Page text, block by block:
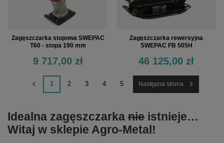
Zagęszczarka stopowa SWEPAC
T60 - stopa 190 mm
9 717,00 zł
Zagęszczarka rewersyjna
SWEPAC FB 505H
46 125,00 zł
1 2 3 4 5 Następna strona
Idealna zagęszczarka nie istnieje…
Witaj w sklepie Agro-Metal!